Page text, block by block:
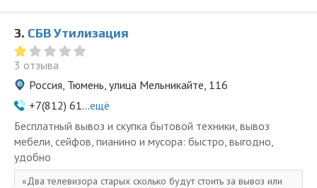
3. СБВ Утилизация
3 отзыва
Россия, Тюмень, улица Мельникайте, 116
+7(812) 61...ещё
Бесплатный вывоз и скупка бытовой техники, вывоз
мебели, сейфов, пианино и мусора: быстро, выгодно,
удобно
Два телевизора старых сколько будут стоить за вывоз или